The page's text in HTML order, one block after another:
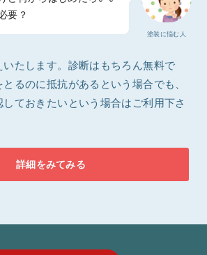
塗装に悩む人
要？
いたします。診断はもちろん無料で
るのに抵抗があるという場合でも、
ておきたいという場合はご利用下さ
詳細をみてみる